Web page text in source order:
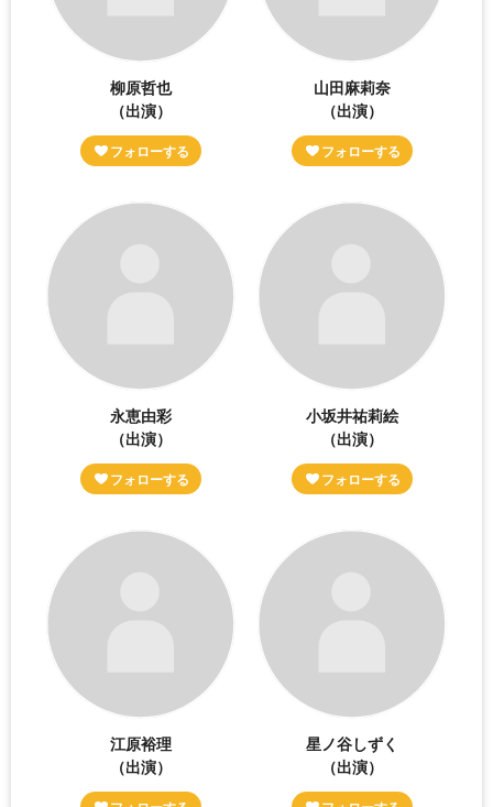
柳原哲也
（出演）
山田麻莉奈
（出演）
永恵由彩
（出演）
小坂井祐莉絵
（出演）
江原裕理
（出演）
星ノ谷しずく
（出演）